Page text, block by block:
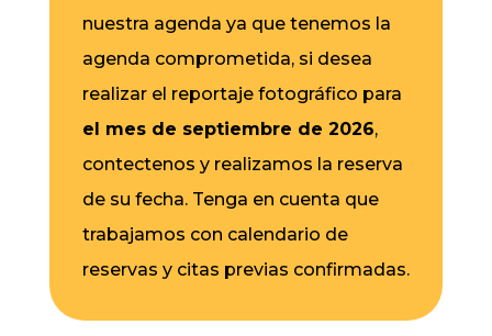
nuestra agenda ya que tenemos la
agenda comprometida, si desea
realizar el reportaje fotográfico para
el mes de septiembre de 2026,
contectenos y realizamos la reserva
de su fecha. Tenga en cuenta que
trabajamos con calendario de
reservas y citas previas confirmadas.